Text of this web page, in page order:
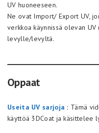
UV huoneeseen.
Ne ovat Import/ Export UV,
verkkoa käynnissä olevan UV
levylle/levyltä.
Oppaat
Useita UV sarjoja : Tämä
käyttöä 3DCoat ja käsittelee